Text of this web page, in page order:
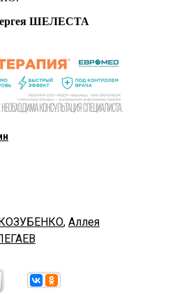
ШЕЛЕСТА
, Аллея